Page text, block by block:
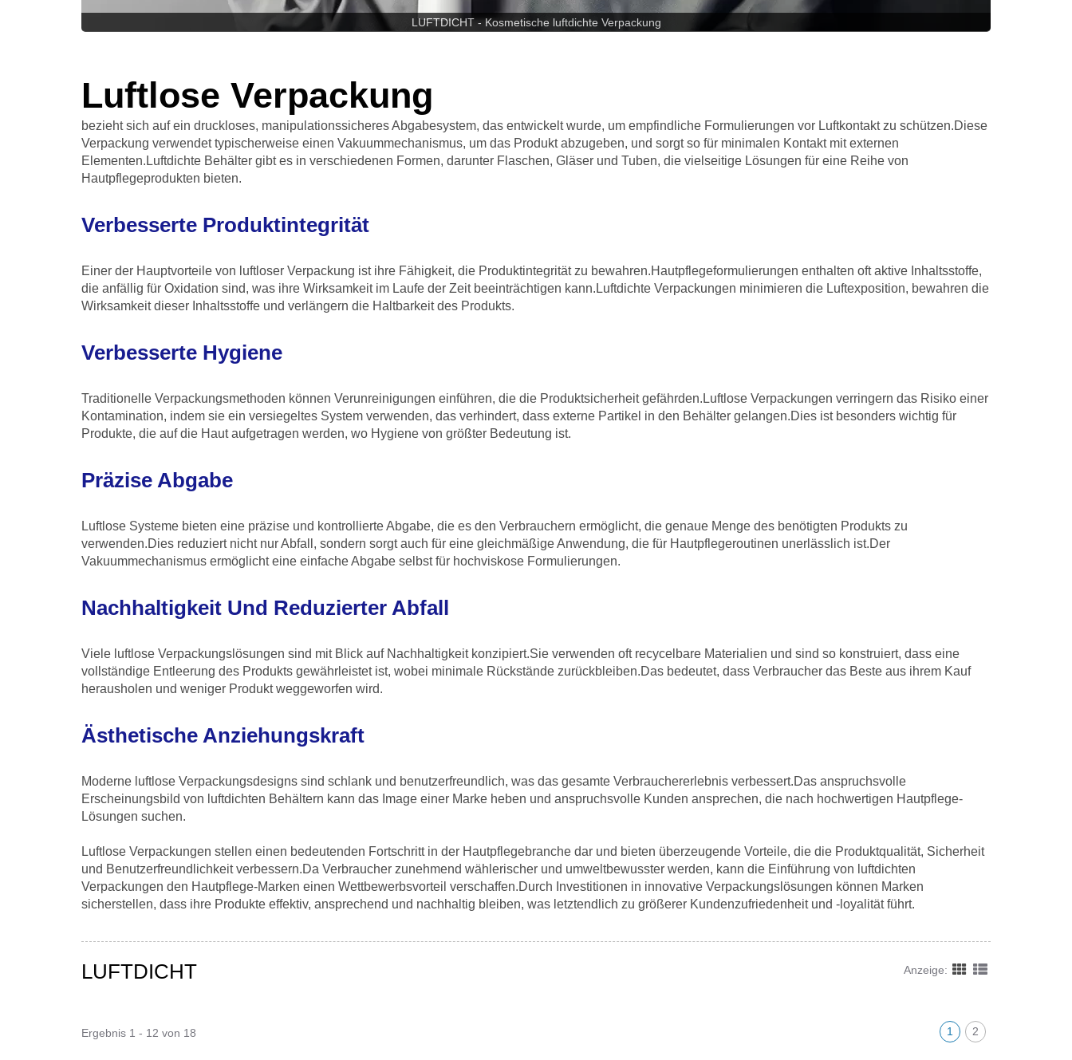
LUFTDICHT - Kosmetische luftdichte Verpackung
Luftlose Verpackung
bezieht sich auf ein druckloses, manipulationssicheres Abgabesystem, das entwickelt wurde, um empfindliche Formulierungen vor Luftkontakt zu schützen.Diese
Verpackung verwendet typischerweise einen Vakuummechanismus, um das Produkt abzugeben, und sorgt so für minimalen Kontakt mit externen
Elementen.Luftdichte Behälter gibt es in verschiedenen Formen, darunter Flaschen, Gläser und Tuben, die vielseitige Lösungen für eine Reihe von
Hautpflegeprodukten bieten.
Verbesserte Produktintegrität
Einer der Hauptvorteile von luftloser Verpackung ist ihre Fähigkeit, die Produktintegrität zu bewahren.Hautpflegeformulierungen enthalten oft aktive Inhaltsstoffe,
die anfällig für Oxidation sind, was ihre Wirksamkeit im Laufe der Zeit beeinträchtigen kann.Luftdichte Verpackungen minimieren die Luftexposition, bewahren die
Wirksamkeit dieser Inhaltsstoffe und verlängern die Haltbarkeit des Produkts.
Verbesserte Hygiene
Traditionelle Verpackungsmethoden können Verunreinigungen einführen, die die Produktsicherheit gefährden.Luftlose Verpackungen verringern das Risiko einer
Kontamination, indem sie ein versiegeltes System verwenden, das verhindert, dass externe Partikel in den Behälter gelangen.Dies ist besonders wichtig für
Produkte, die auf die Haut aufgetragen werden, wo Hygiene von größter Bedeutung ist.
Präzise Abgabe
Luftlose Systeme bieten eine präzise und kontrollierte Abgabe, die es den Verbrauchern ermöglicht, die genaue Menge des benötigten Produkts zu
verwenden.Dies reduziert nicht nur Abfall, sondern sorgt auch für eine gleichmäßige Anwendung, die für Hautpflegeroutinen unerlässlich ist.Der
Vakuummechanismus ermöglicht eine einfache Abgabe selbst für hochviskose Formulierungen.
Nachhaltigkeit Und Reduzierter Abfall
Viele luftlose Verpackungslösungen sind mit Blick auf Nachhaltigkeit konzipiert.Sie verwenden oft recycelbare Materialien und sind so konstruiert, dass eine
vollständige Entleerung des Produkts gewährleistet ist, wobei minimale Rückstände zurückbleiben.Das bedeutet, dass Verbraucher das Beste aus ihrem Kauf
herausholen und weniger Produkt weggeworfen wird.
Ästhetische Anziehungskraft
Moderne luftlose Verpackungsdesigns sind schlank und benutzerfreundlich, was das gesamte Verbrauchererlebnis verbessert.Das anspruchsvolle
Erscheinungsbild von luftdichten Behältern kann das Image einer Marke heben und anspruchsvolle Kunden ansprechen, die nach hochwertigen Hautpflege-
Lösungen suchen.
Luftlose Verpackungen stellen einen bedeutenden Fortschritt in der Hautpflegebranche dar und bieten überzeugende Vorteile, die die Produktqualität, Sicherheit
und Benutzerfreundlichkeit verbessern.Da Verbraucher zunehmend wählerischer und umweltbewusster werden, kann die Einführung von luftdichten
Verpackungen den Hautpflege-Marken einen Wettbewerbsvorteil verschaffen.Durch Investitionen in innovative Verpackungslösungen können Marken
sicherstellen, dass ihre Produkte effektiv, ansprechend und nachhaltig bleiben, was letztendlich zu größerer Kundenzufriedenheit und -loyalität führt.
LUFTDICHT Anzeige:
Ergebnis 1 - 12 von 18 1 2